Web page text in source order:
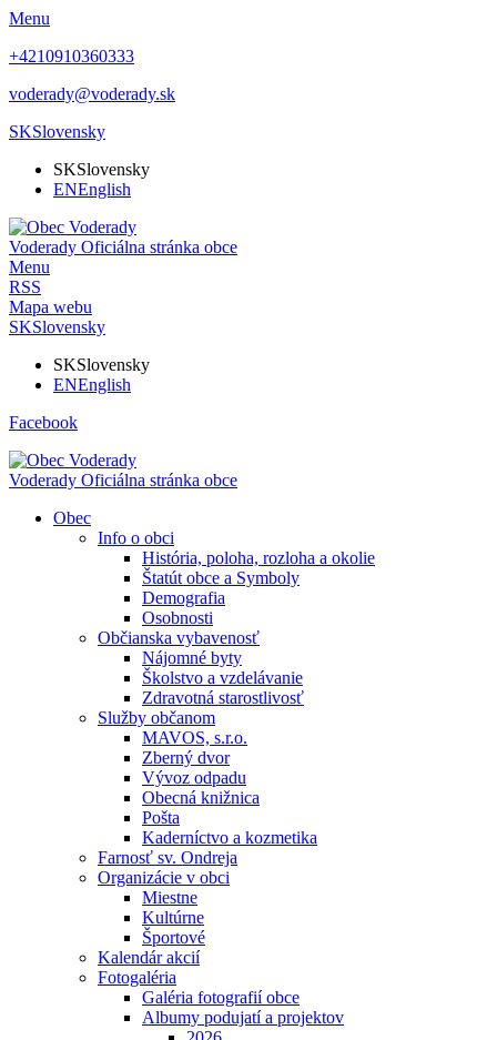
Menu
+4210910360333
voderady@voderady.sk
SKSlovensky
SKSlovensky
ENEnglish
Voderady Oficiálna stránka obce
Menu
RSS
Mapa webu
SKSlovensky
SKSlovensky
ENEnglish
Facebook
Voderady Oficiálna stránka obce
Obec
Info o obci
História, poloha, rozloha a okolie
Štatút obce a Symboly
Demografia
Osobnosti
Občianska vybavenosť
Nájomné byty
Školstvo a vzdelávanie
Zdravotná starostlivosť
Služby občanom
MAVOS, s.r.o.
Zberný dvor
Vývoz odpadu
Obecná knižnica
Pošta
Kaderníctvo a kozmetika
Farnosť sv. Ondreja
Organizácie v obci
Miestne
Kultúrne
Športové
Kalendár akcií
Fotogaléria
Galéria fotografií obce
Albumy podujatí a projektov